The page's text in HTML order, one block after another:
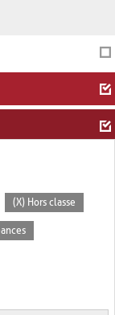
(X) Hors classe